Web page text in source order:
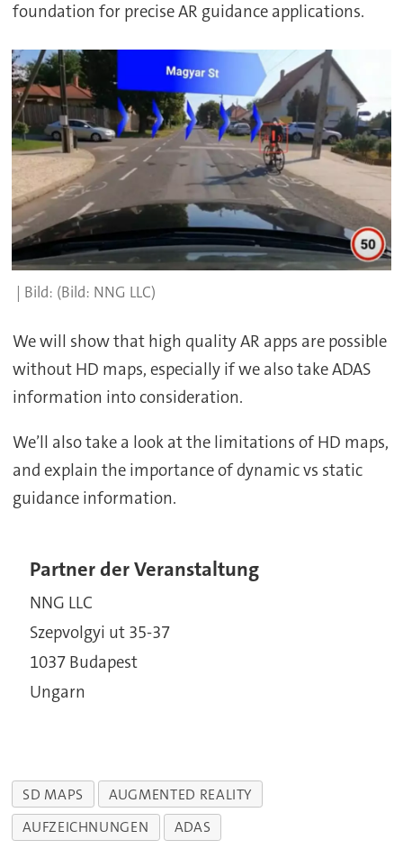
foundation for precise AR guidance applications.
(Bild: NNG LLC)
We will show that high quality AR apps are possible
without HD maps, especially if we also take ADAS
information into consideration.
We’ll also take a look at the limitations of HD maps,
and explain the importance of dynamic vs static
guidance information.
Partner der Veranstaltung
NNG LLC
Szepvolgyi ut 35-37
1037 Budapest
Ungarn
SD MAPS
AUGMENTED REALITY
AUFZEICHNUNGEN
ADAS